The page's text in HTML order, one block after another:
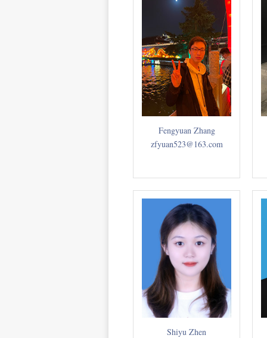
Fengyuan Zhang
zfyuan523@163.com
Shiyu Zhen